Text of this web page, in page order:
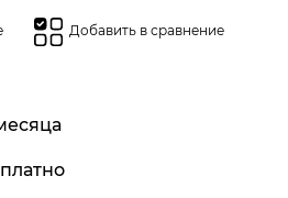
Добавить в сравнение